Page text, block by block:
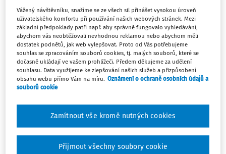
Našli jsme starší rodinný dům a chtěli bychom ho koupit.
Zahájili jsme jednání s bankou ohledně hypotéky. Nyní
jsme zjistili, že paní vlastní dům společně s manželem,
který nedávno zemřel. Dále jsme zjistili, že paní má
dceru, která je zadlužená. Jak se máme zachovat?
Odpověď:
Dokud nebudou vyjasněny vlastnické vztahy k nemovitosti
- domu, nebude s vámi banka ohledně hypotéky jednat.
Bylo by dobré u majitelky zjistit v jakém stádiu je dědické
řízení, kolik je dědiců, jak se předběžně dohodli na
Vážený návštěvníku, snažíme se ze všech sil přinášet vysokou úroveň
uživatelského komfortu při používání našich webových stránek. Mezi
základní předpoklady patří např. aby správně fungovalo vyhledávání,
abychom vás neobtěžovali nevhodnou reklamou nebo abychom měli
dostatek podnětů, jak web vylepšovat. Proto od Vás potřebujeme
souhlas se zpracováním souborů cookies, tj. malých souborů, které se
dočasně ukládají ve vašem prohlížeči. Předem děkujeme za udělení
souhlasu. Data využijeme ke zlepšování našich služeb a přizpůsobení
obsahu webu přímo Vám na míru. Oznámení o ochraně osobních údajů a
souborů cookie
Zamítnout vše kromě nutných cookies
Přijmout všechny soubory cookie